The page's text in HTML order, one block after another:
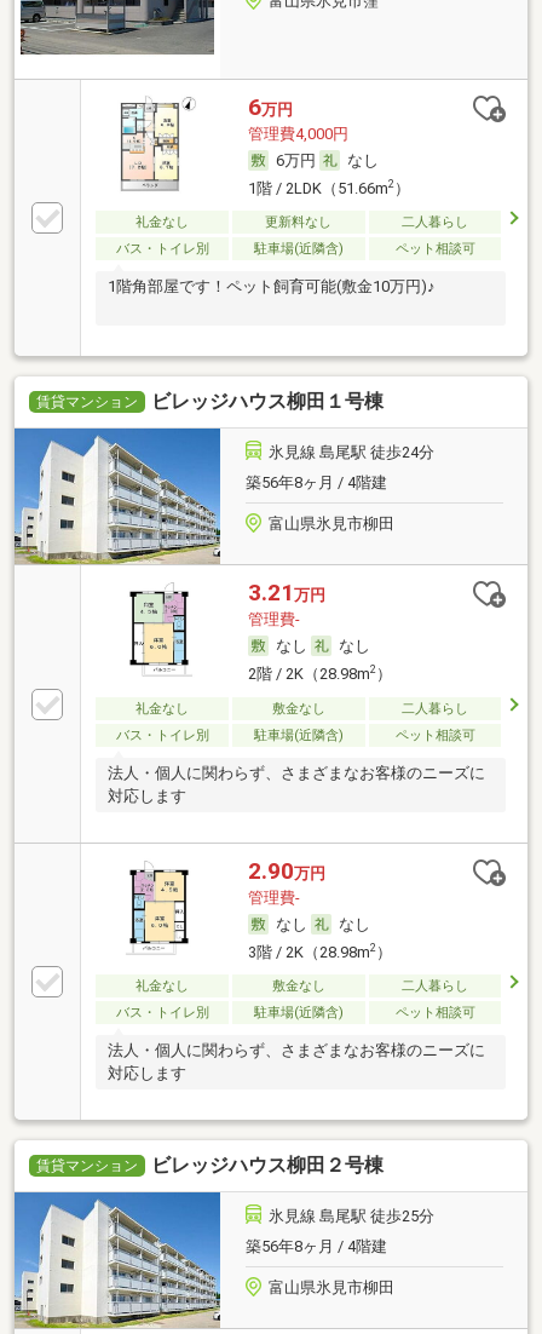
6万円
管理費4,000円
6万円
なし
1階 / 2LDK（51.66m2）
礼金なし 更新料なし
二人暮らし
バス・トイレ別
駐車場(近隣含) ペット相談可
1階角部屋です！ペット飼育可能(敷金10万円)♪
賃貸マンション ビレッジハウス柳田１号棟
氷見線 島尾駅 徒歩24分
築56年8ヶ月 / 4階建
富山県氷見市柳田
3.21 万円
管理費-
なし
なし
2階 / 2K（28.98m2）
礼金なし 敷金なし
二人暮らし
バス・トイレ別
駐車場(近隣含) ペット相談可
法人・個人に関わらず、さまざまなお客様のニーズに
対応します
2.90万円
管理費-
なし
なし
3階 / 2K（28.98m2）
礼金なし 敷金なし
二人暮らし
バス・トイレ別
駐車場(近隣含) ペット相談可
法人・個人に関わらず、さまざまなお客様のニーズに
対応します
賃貸マンション ビレッジハウス柳田２号棟
氷見線 島尾駅 徒歩25分
築56年8ヶ月 / 4階建
富山県氷見市柳田